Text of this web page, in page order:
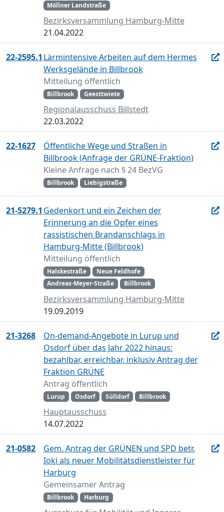
Möllner Landstraße
Bezirksversammlung Hamburg-Mitte
21.04.2022
22-2595.1 Lärmintensive Arbeiten auf dem Hermes
Werksgelände in Billbrook
Mitteilung öffentlich
Billbrook Geesttwiete
Regionalausschuss Billstedt
22.03.2022
22-1627
Öffentliche Wege und Straßen in
Billbrook (Anfrage der GRÜNE-Fraktion)
Kleine Anfrage nach § 24 BezVG
Billbrook Liebigstraße
21-5279.1 Gedenkort und ein Zeichen der
Erinnerung an die Opfer eines
rassistischen Brandanschlags in
Hamburg-Mitte (Billbrook)
Mitteilung öffentlich
Halskestraße
Neue Feldhofe
Andreas-Meyer-Straße
Billbrook
Bezirksversammlung Hamburg-Mitte
19.09.2019
21-3268
On-demand-Angebote in Lurup und
Osdorf über das Jahr 2022 hinaus:
bezahlbar, erreichbar, inklusiv Antrag der
Fraktion GRÜNE
Antrag öffentlich
Lurup Osdorf Sülldorf Billbrook
Hauptausschuss
14.07.2022
21-0582
Gem. Antrag der GRÜNEN und SPD betr.
Ioki als neuer Mobilitätsdienstleister für
Harburg
Gemeinsamer Antrag
Billbrook Harburg